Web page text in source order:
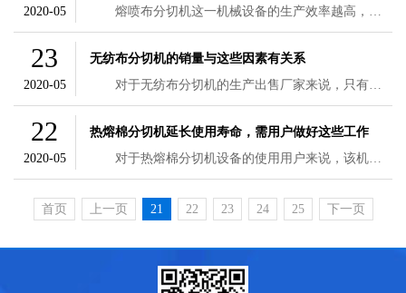
2020-05
熔喷布分切机这一机械设备的生产效率越高，那么厂家能够拥有的机械设备的数量也就越多了。机械设备的数量有了保障，作为生产制作厂家在销售该设备的过程中也就不用担心会出现产品数量不够的现象了。那么，该机械设备的生产效率要怎么来提升呢?下面本文就来简单地介绍一下。
23
2020-05
无纺布分切机的销量与这些因素有关系
对于无纺布分切机的生产出售厂家来说，只有将分切机设备销售出去了，才能拥有经济收入，这样厂家的后续发展也才会有资金来作为支撑。所以，生产该设备的厂家想要自身拥有较高的经济收入，就需要分切机设备做好设备的销售工作，将机械设备的销量提升起来了。那么，该机械设备的销量都与哪些因素有关系呢?下面本文就来简单地介绍一下。
22
2020-05
热熔棉分切机延长使用寿命，需用户做好这些工作
对于热熔棉分切机设备的使用用户来说，该机械设备能够拥有比较长久的使用寿命也就可以降低更换设备所需要使用的成本费用了。设备的使用寿命越长，对于用户来说是有越大的好处的，因此也就有很多用户会比较关心如何才能延长该机械设备的使用寿命了。下面本文就来简单地介绍一下，用户做好哪些工作才能将设备的使用寿命延长。 热熔棉分切机的使用寿命想要延长，首先便是需要用户了解清楚该设备的正确使用方法。设备的使用方法
首页 上一页 21 22 23 24 25 下一页